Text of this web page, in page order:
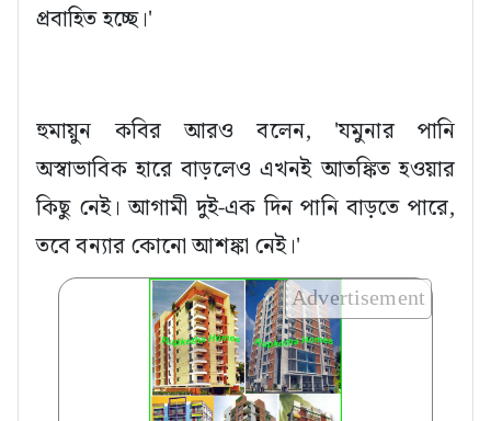
প্রবাহিত হচ্ছে।'
হুমায়ুন কবির আরও বলেন, 'যমুনার পানি
অস্বাভাবিক হারে বাড়লেও এখনই আতঙ্কিত হওয়ার
কিছু নেই। আগামী দুই-এক দিন পানি বাড়তে পারে,
তবে বন্যার কোনো আশঙ্কা নেই।'
Advertisement